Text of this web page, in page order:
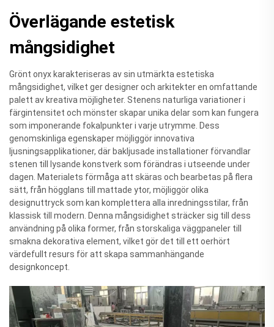
Överlägande estetisk
mångsidighet
Grönt onyx karakteriseras av sin utmärkta estetiska
mångsidighet, vilket ger designer och arkitekter en omfattande
palett av kreativa möjligheter. Stenens naturliga variationer i
färgintensitet och mönster skapar unika delar som kan fungera
som imponerande fokalpunkter i varje utrymme. Dess
genomskinliga egenskaper möjliggör innovativa
ljusningsapplikationer, där bakljusade installationer förvandlar
stenen till lysande konstverk som förändras i utseende under
dagen. Materialets förmåga att skäras och bearbetas på flera
sätt, från högglans till mattade ytor, möjliggör olika
designuttryck som kan komplettera alla inredningsstilar, från
klassisk till modern. Denna mångsidighet sträcker sig till dess
användning på olika former, från storskaliga väggpaneler till
smakna dekorativa element, vilket gör det till ett oerhört
värdefullt resurs för att skapa sammanhängande
designkoncept.